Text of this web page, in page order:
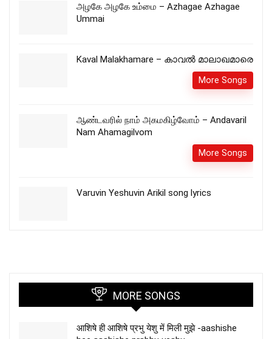
அழகே அழகே உம்மை – Azhagae Azhagae
Ummai
Kaval Malakhamare – കാവൽ മാലാഖമാരെ
More Songs
ஆண்டவரில் நாம் அகமகிழ்வோம் – Andavaril
Nam Ahamagilvom
More Songs
Varuvin Yeshuvin Arikil song lyrics
MORE SONGS
आशिषे ही आशिषे प्रभु येशु में मिली मुझे -aashishe